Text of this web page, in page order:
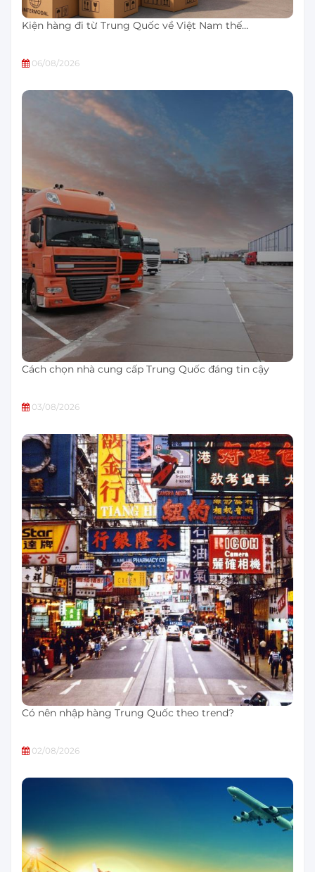
Kiện hàng đi từ Trung Quốc về Việt Nam thế…
06/08/2026
Cách chọn nhà cung cấp Trung Quốc đáng tin cậy
03/08/2026
Có nên nhập hàng Trung Quốc theo trend?
02/08/2026